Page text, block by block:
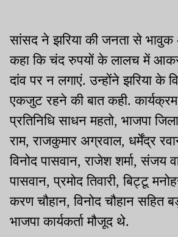
सांसद ने झरिया की जनता से
कहा कि चंद रुपयों के लालच में
दांव पर न लगाएं. उन्होंने झरिया के
एकजुट रहने की बात कही.
प्रतिनिधि साधन महतो, भाजपा
राम, राजकुमार अग्रवाल, धर्मेंद्र
विनोद पासवान, राजेश शर्मा, संजय
पासवान, प्रमोद तिवारी, बिट्टू
करण चौहान, विनोद चौहान सहित
भाजपा कार्यकर्ता मौजूद थे.